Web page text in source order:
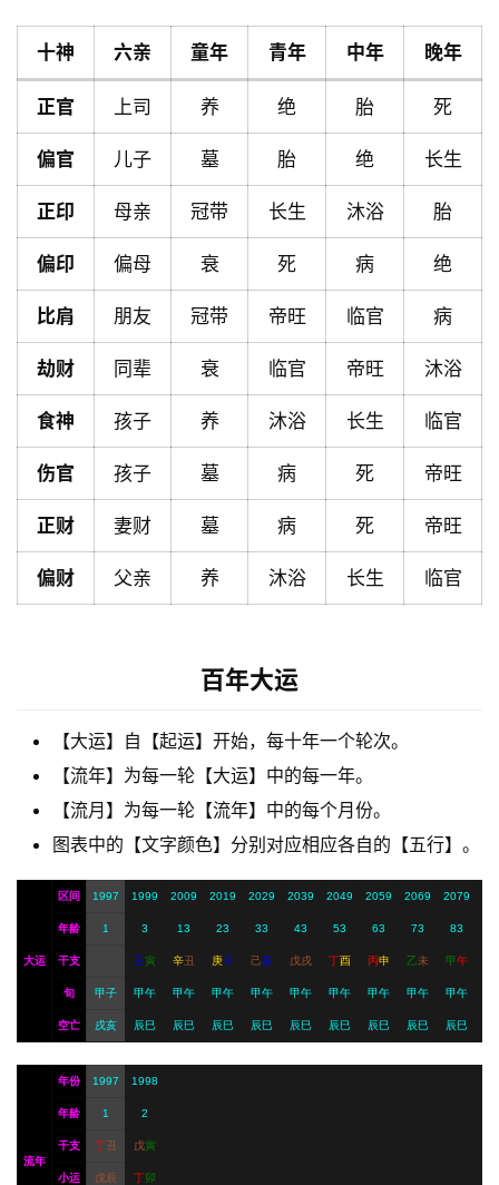
页
黄
占
卜
解
梦
务
登录 注册
十神 六亲 童年 青年 中年 晚年
正官 上司 养 绝 胎 死
偏官 儿子 墓 胎 绝 长生
正印 母亲 冠带 长生 沐浴 胎
偏印 偏母 衰 死 病 绝
比肩 朋友 冠带 帝旺 临官 病
劫财 同辈 衰 临官 帝旺 沐浴
食神 孩子 养 沐浴 长生 临官
伤官 孩子 墓 病 死 帝旺
正财 妻财 墓 病 死 帝旺
偏财 父亲 养 沐浴 长生 临官
百年大运
【大运】自【起运】开始，每十年一个轮次。
【流年】为每一轮【大运】中的每一年。
【流月】为每一轮【流年】中的每个月份。
图表中的【文字颜色】分别对应相应各自的【五行】。
大运
区间 1997 1999 2009 2019 2029 2039 2049 2059 2069 2079
年龄 1 3 13 23 33 43 53 63 73 83
干支 壬寅 辛丑 庚子 己亥 戊戌 丁酉 丙申 乙未 甲午
旬 甲子 甲午 甲午 甲午 甲午 甲午 甲午 甲午 甲午 甲午
空亡 戌亥 辰巳 辰巳 辰巳 辰巳 辰巳 辰巳 辰巳 辰巳 辰巳
流年
年份 1997 1998
年龄 1 2
干支 丁丑 戊寅
小运 戊辰 丁卯